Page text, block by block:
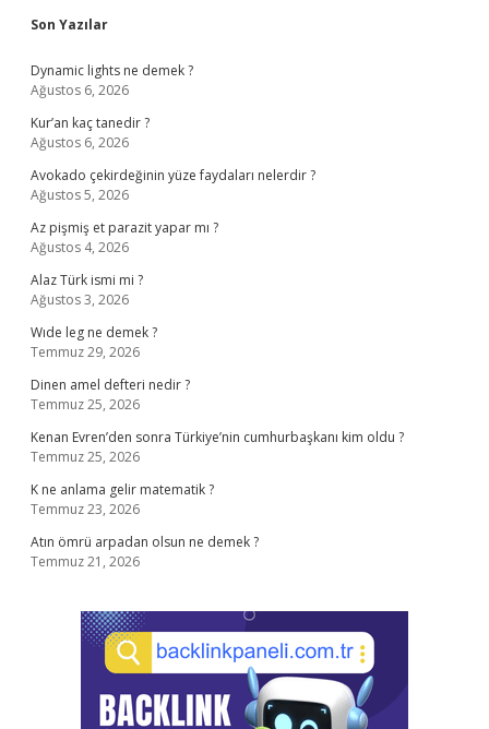
Sidebar
Son Yazılar
Dynamic lights ne demek ?
Ağustos 6, 2026
Kur’an kaç tanedir ?
Ağustos 6, 2026
Avokado çekirdeğinin yüze faydaları nelerdir ?
Ağustos 5, 2026
Az pişmiş et parazit yapar mı ?
Ağustos 4, 2026
Alaz Türk ismi mi ?
Ağustos 3, 2026
Wıde leg ne demek ?
Temmuz 29, 2026
Dinen amel defteri nedir ?
Temmuz 25, 2026
Kenan Evren’den sonra Türkiye’nin cumhurbaşkanı kim oldu ?
Temmuz 25, 2026
K ne anlama gelir matematik ?
Temmuz 23, 2026
Atın ömrü arpadan olsun ne demek ?
Temmuz 21, 2026